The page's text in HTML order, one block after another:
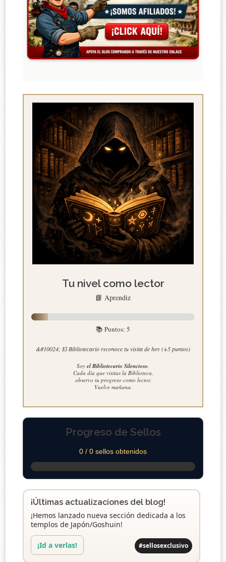
Tu nivel como lector
📘 Aprendiz
📚 Puntos: 5
&#10024; El Bibliotecario reconoce tu visita de hoy (+5 puntos)
Soy el Bibliotecario Silencioso
Cada día que visitas la Biblioteca,
observo tu progreso como lector.
Vuelve mañana.
Progreso de Sellos
0 / 0 sellos obtenidos
¡Últimas actualizaciones del blog!
¡Hemos lanzado nueva sección dedicada a los
templos de Japón/Goshuin!
¡Id a verlas! #sellosexclusivo